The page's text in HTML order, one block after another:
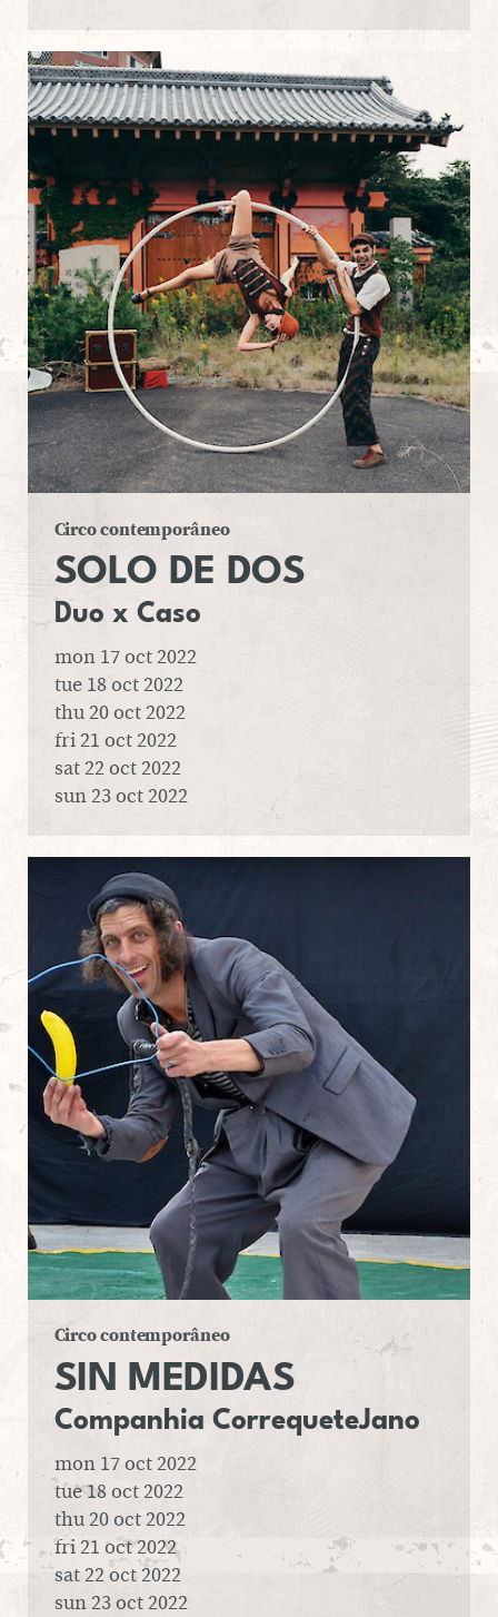
Circo contemporâneo
SOLO DE DOS
Duo x Caso
mon 17 oct 2022
tue 18 oct 2022
thu 20 oct 2022
fri 21 oct 2022
sat 22 oct 2022
sun 23 oct 2022
Circo contemporâneo
SIN ME­DI­DAS
Com­pa­nhia Cor­re­que­te­Jano
mon 17 oct 2022
tue 18 oct 2022
thu 20 oct 2022
fri 21 oct 2022
sat 22 oct 2022
sun 23 oct 2022